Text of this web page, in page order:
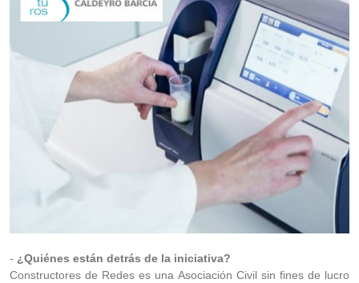
- ¿Quiénes están detrás de la iniciativa?
Constructores de Redes es una Asociación Civil sin fines de lucro